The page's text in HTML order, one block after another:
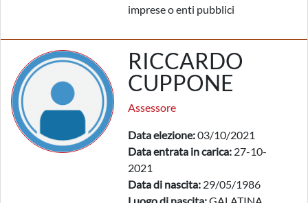
imprese o enti pubblici
RICCARDO
CUPPONE
Assessore
Data elezione:03/10/2021
Data entrata in carica: 27-10-
2021
Data di nascita: 29/05/1986